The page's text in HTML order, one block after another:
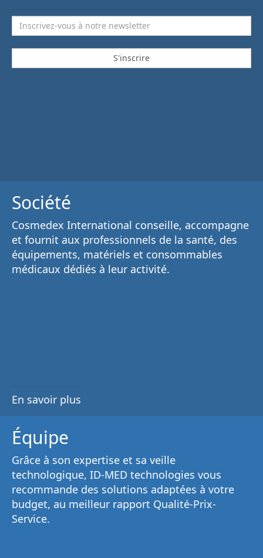
Société
Cosmedex International conseille, accompagne
et fournit aux professionnels de la santé, des
équipements, matériels et consommables
médicaux dédiés à leur activité.
En savoir plus
Équipe
Grâce à son expertise et sa veille
technologique, ID-MED technologies vous
recommande des solutions adaptées à votre
budget, au meilleur rapport Qualité-Prix-
Service.